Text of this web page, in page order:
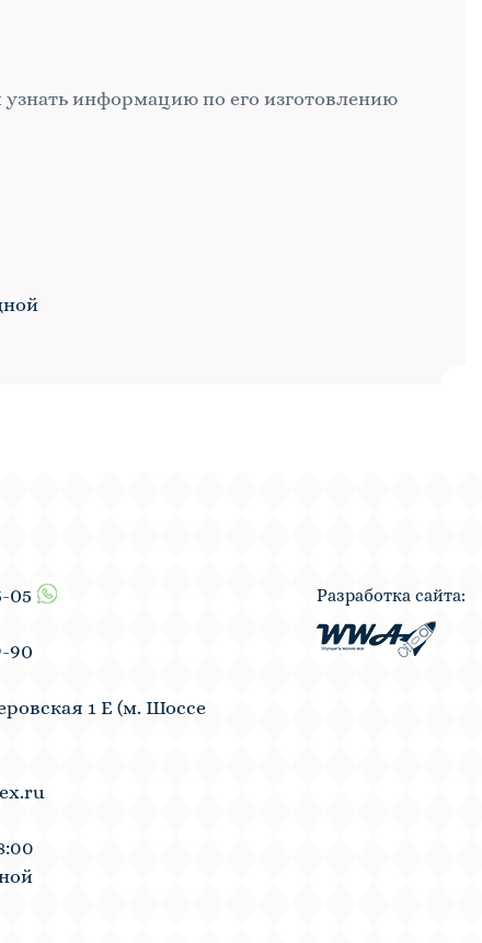
информацию по его изготовлению
05
90
1 Е (м. Шоссе
Разработка сайта: